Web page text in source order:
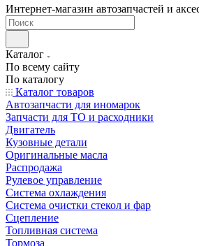
Интернет-магазин автозапчастей и
Каталог
По всему сайту
По каталогу
Каталог товаров
Автозапчасти для иномарок
Запчасти для ТО и расходники
Двигатель
Кузовные детали
Оригинальные масла
Распродажа
Рулевое управление
Система охлаждения
Система очистки стекол и фар
Сцепление
Топливная система
Тормоза